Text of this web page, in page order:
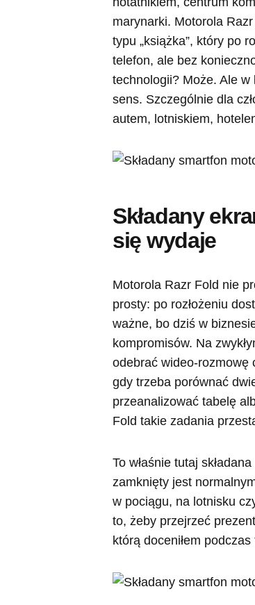
marynarki. Motorola
typu „książka”, który po
telefon, ale bez
technologii? Może. Ale
sens. Szczególnie dla
autem, lotniskiem,
Składany
się wydaje
Motorola Razr Fold nie
prosty: po rozłożeniu
ważne, bo dziś w
kompromisów. Na
odebrać wideo-rozmowę
gdy trzeba porównać
przeanalizować tabelę
Fold takie zadania
To właśnie tutaj
zamknięty jest
w pociągu, na lotnisku
to, żeby przejrzeć
którą doceniłem